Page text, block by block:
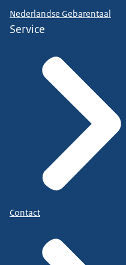
Nederlandse Gebarentaal
Service
Contact